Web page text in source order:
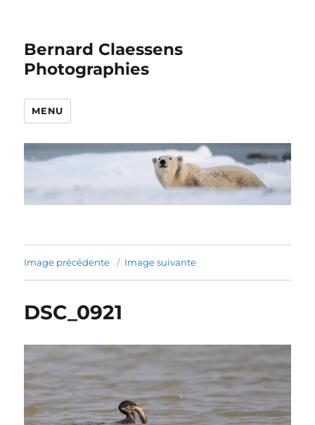
Bernard Claessens
Photographies
MENU
Image précédente Image suivante
DSC_0921